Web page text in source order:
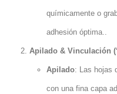
químicamente o
adhesión óptima..
Apilado & Vinculación
Apilado: Las hojas
con una fina capa